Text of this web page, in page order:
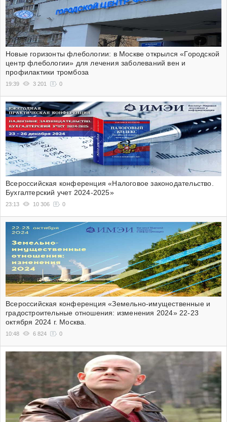
Новые горизонты флебологии: в Москве открылся «Городской
центр флебологии» для лечения заболеваний вен и
профилактики тромбоза
19:39 3 201 0
Всероссийская конференция «Налоговое законодательство.
Бухгалтерский учет 2024-2025»
23:13 10 306 0
Всероссийская конференция «Земельно-имущественные и
градостроительные отношения: изменения 2024» 22-23
октября 2024 г. Москва.
10:48 6 824 0